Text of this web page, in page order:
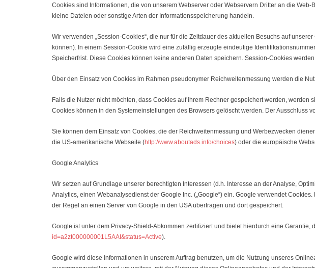
Cookies sind Informationen, die von unserem Webserver oder Webservern Dritter an die
kleine Dateien oder sonstige Arten der Informationsspeicherung handeln.
Wir verwenden „Session-Cookies“, die nur für die Zeitdauer des aktuellen Besuchs auf
können). In einem Session-Cookie wird eine zufällig erzeugte eindeutige
Speicherfrist. Diese Cookies können keine anderen Daten speichern. Session-Cookies
Über den Einsatz von Cookies im Rahmen pseudonymer Reichweitenmessung werden die
Falls die Nutzer nicht möchten, dass Cookies auf ihrem Rechner gespeichert werden,
Cookies können in den Systemeinstellungen des Browsers gelöscht werden. Der Ausschluss
Sie können dem Einsatz von Cookies, die der Reichweitenmessung und Werbezwecken
die US-amerikanische Webseite (http://www.aboutads.info/choices) oder die europäische
Google Analytics
Wir setzen auf Grundlage unserer berechtigten Interessen (d.h. Interesse an der Analyse,
Analytics, einen Webanalysedienst der Google Inc. („Google“) ein. Google verwendet
der Regel an einen Server von Google in den USA übertragen und dort gespeichert.
Google ist unter dem Privacy-Shield-Abkommen zertifiziert und bietet hierdurch eine
id=a2zt000000001L5AAI&status=Active).
Google wird diese Informationen in unserem Auftrag benutzen, um die Nutzung unseres